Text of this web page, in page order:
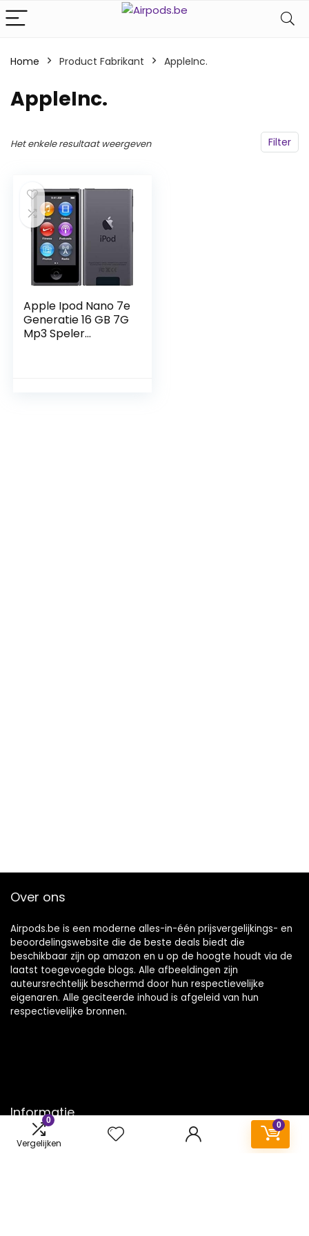
0
Vergelijken
0
Home Product Fabrikant ‎AppleInc.
‎AppleInc.
Filter
Het enkele resultaat weergeven
Apple Ipod Nano 7e
Generatie 16 GB 7G
Mp3 Speler
Over ons
Airpods.be is een moderne alles-in-één prijsvergelijkings- en
beoordelingswebsite die de beste deals biedt die
beschikbaar zijn op amazon en u op de hoogte houdt via de
laatst toegevoegde blogs. Alle afbeeldingen zijn
auteursrechtelijk beschermd door hun respectievelijke
eigenaren. Alle geciteerde inhoud is afgeleid van hun
respectievelijke bronnen.
Informatie
Contact